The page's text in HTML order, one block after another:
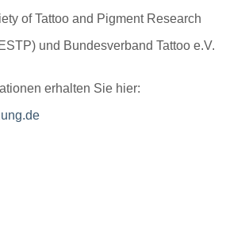
of Tattoo and Pigment Research
und Bundesverband Tattoo e.V.
erhalten Sie hier: